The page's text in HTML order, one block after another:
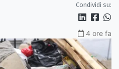
Condividi su:
4 ore fa